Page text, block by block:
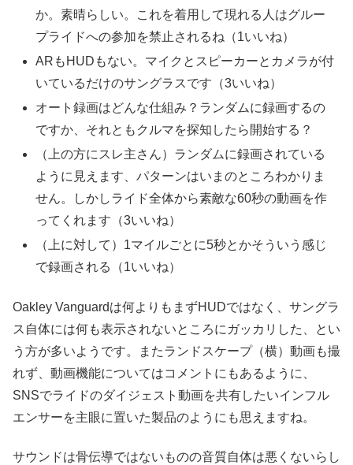
か。素晴らしい。これを着用して現れる人はグルー
プライドへの参加を禁止されるね（1いいね）
ARもHUDもない。マイクとスピーカーとカメラが付
いているだけのサングラスです（3いいね）
オート録画はどんな仕組み？ランダムに録画するの
ですか、それともクルマを探知したら開始する？
（上の方にスレ主さん）ランダムに録画されている
ように見えます、パターンはいまのところわかりま
せん。しかしライド全体から素敵な60秒の動画を作
ってくれます（3いいね）
（上に対して）1マイルごとに5秒とかそういう感じ
で録画される（1いいね）
Oakley Vanguardは何よりもまずHUDではなく、サングラ
ス自体には何も表示されないところにガッカリした、とい
う方が多いようです。またランドスケープ（横）動画も撮
れず、動画機能についてはコメントにもあるように、
SNSでライドのダイジェスト動画を共有したいインフル
エンサーを主眼に置いた製品のようにも思えますね。
サウンドは骨伝導ではないものの音質自体は悪くないらし